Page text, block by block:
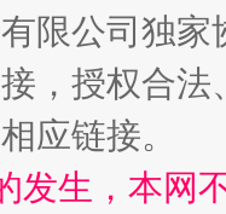
限公司独
，授权合
应链接。
发生，本网